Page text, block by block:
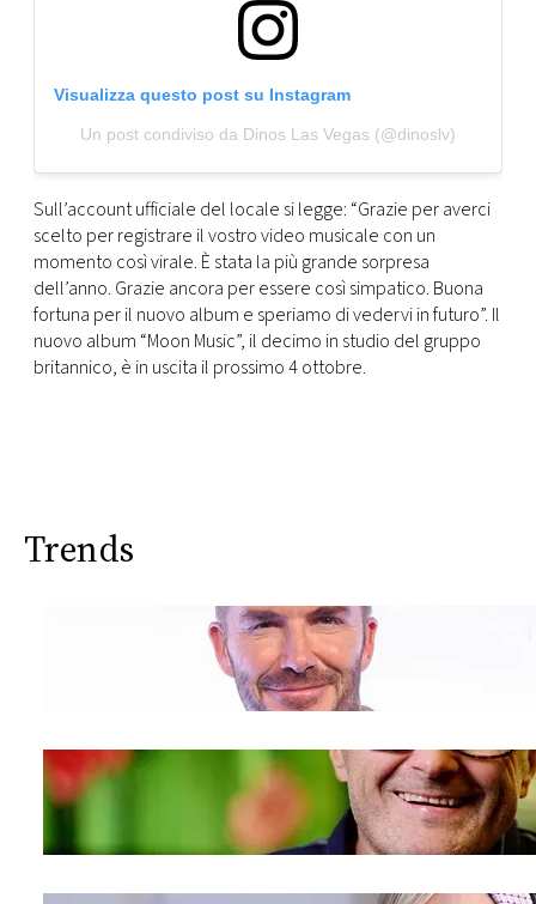
Visualizza questo post su Instagram
Un post condiviso da Dinos Las Vegas (@dinoslv)
Sull’account ufficiale del locale si legge: “Grazie per averci
scelto per registrare il vostro video musicale con un
momento così virale. È stata la più grande sorpresa
dell’anno. Grazie ancora per essere così simpatico. Buona
fortuna per il nuovo album e speriamo di vedervi in futuro”. Il
nuovo album “Moon Music”, il decimo in studio del gruppo
britannico, è in uscita il prossimo 4 ottobre.
Trends